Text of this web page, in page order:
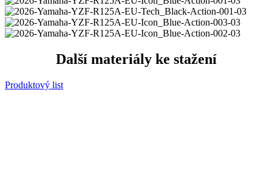
Další materiály ke stažení
Produktový list